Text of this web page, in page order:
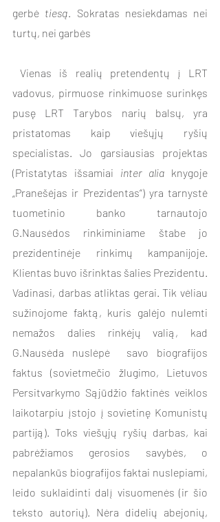
gerbė tiesą . Sokratas nesiekdamas nei
turtų, nei garbės
Vienas iš realių pretendentų į LRT
vadovus, pirmuose rinkimuose surinkęs
pusę LRT Tarybos narių balsų, yra
pristatomas kaip viešųjų ryšių
specialistas. Jo garsiausias projektas
(Pristatytas išsamiai inter alia knygoje
„Pranešėjas ir Prezidentas“) yra tarnystė
tuometinio banko tarnautojo
G.Nausėdos rinkiminiame štabe jo
prezidentinėje rinkimų kampanijoje.
Klientas buvo išrinktas šalies Prezidentu.
Vadinasi, darbas atliktas gerai. Tik vėliau
sužinojome faktą, kuris galėjo nulemti
nemažos dalies rinkėjų valią, kad
G.Nausėda nuslėpė  savo biografijos
faktus (sovietmečio žlugimo, Lietuvos
Persitvarkymo Sąjūdžio faktinės veiklos
laikotarpiu įstojo į sovietinę Komunistų
partiją). Toks viešųjų ryšių darbas, kai
pabrėžiamos gerosios savybės, o
nepalankūs biografijos faktai nuslepiami,
leido suklaidinti dalį visuomenės (ir šio
teksto autorių). Nėra didelių abejonių,